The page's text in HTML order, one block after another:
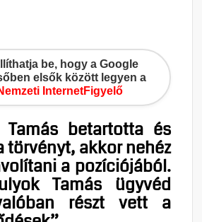
be, hogy a Google
elsők között legyen a
InternetFigyelő
Tamás betartotta és
törvényt, akkor nehéz
a pozíciójából.
Tamás ügyvéd
részt vett a